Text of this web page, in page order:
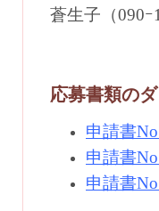
蒼生子（090ｰ
応募書類の
申請書
申請書
申請書